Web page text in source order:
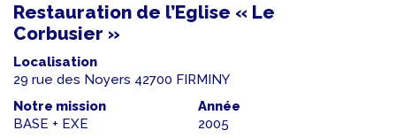
Restauration de l’Eglise « Le
Corbusier »
Localisation
29 rue des Noyers 42700 FIRMINY
Notre mission
BASE + EXE
Année
2005